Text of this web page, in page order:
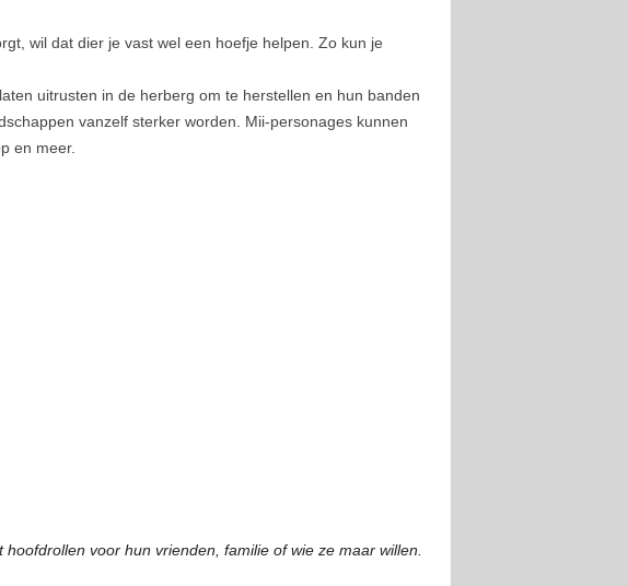
wil dat dier je vast wel een hoefje helpen. Zo kun je
uitrusten in de herberg om te herstellen en hun banden
vanzelf sterker worden. Mii-personages kunnen
en meer.
voor hun vrienden, familie of wie ze maar willen.